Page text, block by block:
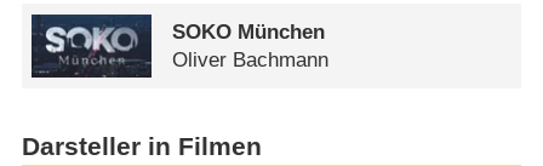
SOKO München
Oliver Bachmann
Darsteller in Filmen